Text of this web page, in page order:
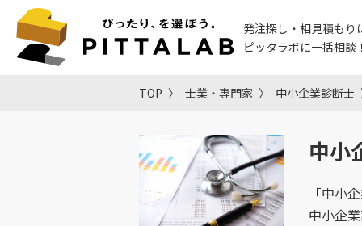
発注探し・相見積もり
ピッタラボに一括相談
TOP 士業・専門家 中小企業診断士
中小
「中小
中小企